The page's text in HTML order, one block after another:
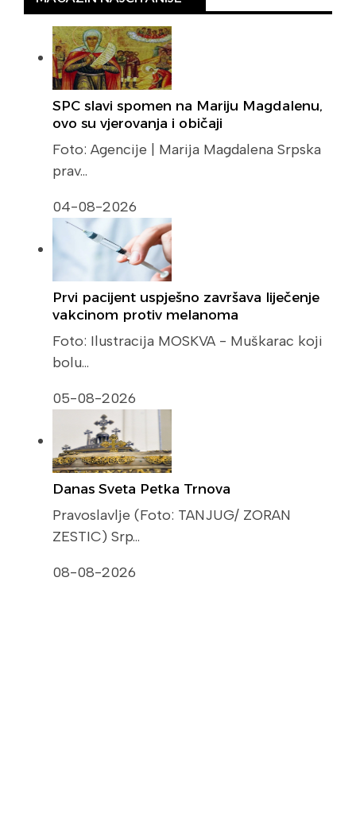
SPC slavi spomen na Mariju Magdalenu,
ovo su vjerovanja i običaji
Foto: Agencije | Marija Magdalena Srpska
prav…
04-08-2026
Prvi pacijent uspješno završava liječenje
vakcinom protiv melanoma
Foto: Ilustracija MOSKVA - Muškarac koji
bolu…
05-08-2026
Danas Sveta Petka Trnova
Pravoslavlje (Foto: TANJUG/ ZORAN
ZESTIC) Srp…
08-08-2026